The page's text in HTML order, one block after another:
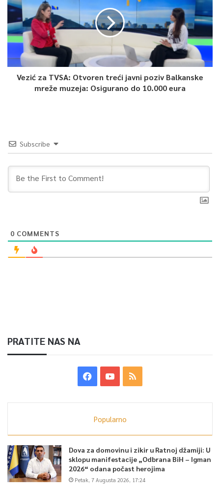
0
Vezić za TVSA: Otvoren treći javni poziv Balkanske
mreže muzeja: Osigurano do 10.000 eura
Subscribe
0 COMMENTS
PRATITE NAS NA
Popularno
Dova za domovinu i zikir u Ratnoj džamiji: U
sklopu manifestacije „Odbrana BiH – Igman
2026“ odana počast herojima
Petak, 7 Augusta 2026, 17:24